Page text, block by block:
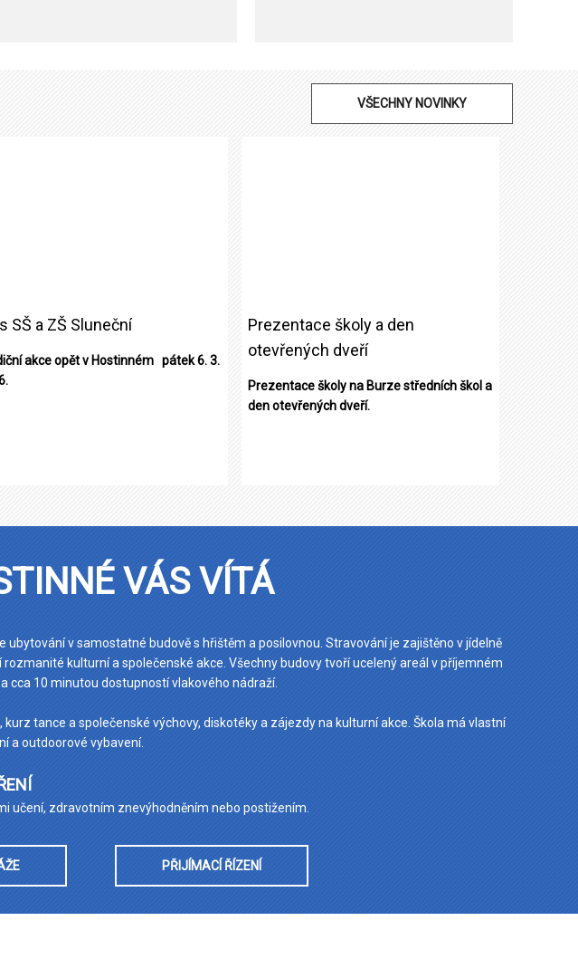
VŠECHNY NOVINKY
SŠ a ZŠ Sluneční
akce opět v Hostinném pátek 6. 3.
Prezentace školy a den
otevřených dveří
Prezentace školy na Burze středních škol a
den otevřených dveří.
VÁS VÍTÁ
v samostatné budově s hřištěm a posilovnou. Stravování je zajištěno v jídelně
kulturní a společenské akce. Všechny budovy tvoří ucelený areál v příjemném
cca 10 minutou dostupností vlakového nádraží.
tance a společenské výchovy, diskotéky a zájezdy na kulturní akce. Škola má vlastní
a outdoorové vybavení.
učení, zdravotním znevýhodněním nebo postižením.
PŘIJÍMACÍ ŘÍZENÍ